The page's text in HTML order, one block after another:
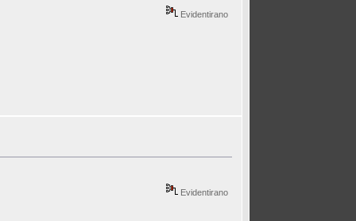
Evidentirano
Evidentirano